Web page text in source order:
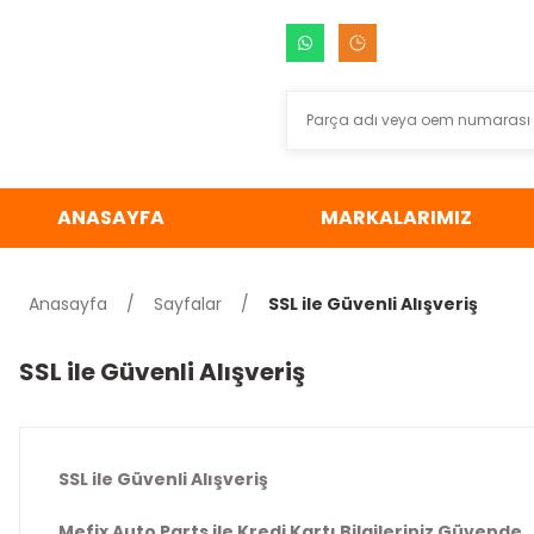
ANASAYFA MARKALARIMIZ
Anasayfa Sayfalar SSL ile Güvenli Alışveriş
SSL ile Güvenli Alışveriş
SSL ile Güvenli Alışveriş